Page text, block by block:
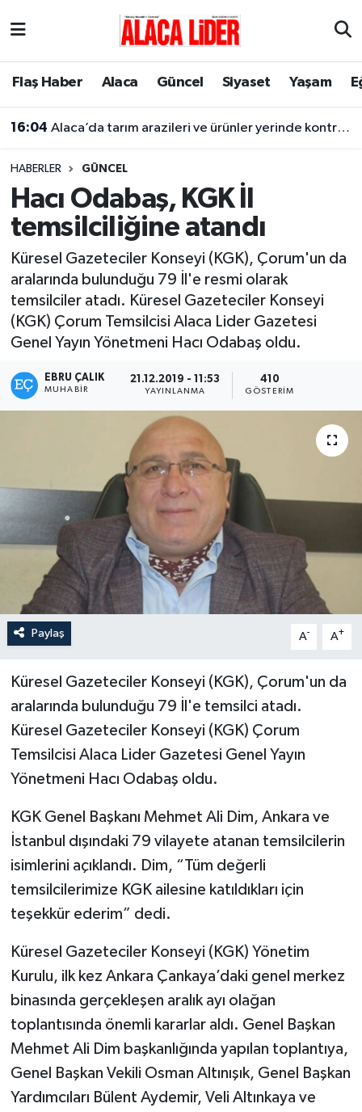
Flaş Haber Alaca Güncel Siyaset Yaşam
16:04
HABERLER GÜNCEL
Hacı Odabaş, KGK İl
temsilciliğine atandı
Küresel Gazeteciler Konseyi (KGK), Çorum'un da
aralarında bulunduğu 79 İl'e resmi olarak
temsilciler atadı. Küresel Gazeteciler Konseyi
(KGK) Çorum Temsilcisi Alaca Lider Gazetesi
Genel Yayın Yönetmeni Hacı Odabaş oldu.
EBRU ÇALIK
MUHABIR
21.12.2019 - 11:53
YAYINLANMA
410
GÖSTERIM
Paylaş A- A+
Küresel Gazeteciler Konseyi (KGK), Çorum'un da
aralarında bulunduğu 79 İl'e temsilci atadı.
Küresel Gazeteciler Konseyi (KGK) Çorum
Temsilcisi Alaca Lider Gazetesi Genel Yayın
Yönetmeni Hacı Odabaş oldu.
KGK Genel Başkanı Mehmet Ali Dim, Ankara ve
İstanbul dışındaki 79 vilayete atanan temsilcilerin
isimlerini açıklandı. Dim, “Tüm değerli
temsilcilerimize KGK ailesine katıldıkları için
teşekkür ederim” dedi.
Küresel Gazeteciler Konseyi (KGK) Yönetim
Kurulu, ilk kez Ankara Çankaya’daki genel merkez
binasında gerçekleşen aralık ayı olağan
toplantısında önemli kararlar aldı. Genel Başkan
Mehmet Ali Dim başkanlığında yapılan toplantıya,
Genel Başkan Vekili Osman Altınışık, Genel Başkan
Yardımcıları Bülent Aydemir, Veli Altınkaya ve
Çorum Nöbetçi Eczaneler
Çorum Trafik Yoğunluk Haritası
Süper Lig Puan Durumu ve Fikstür
Tüm Manşetler
Son Dakika Haberleri
Haber Arşivi